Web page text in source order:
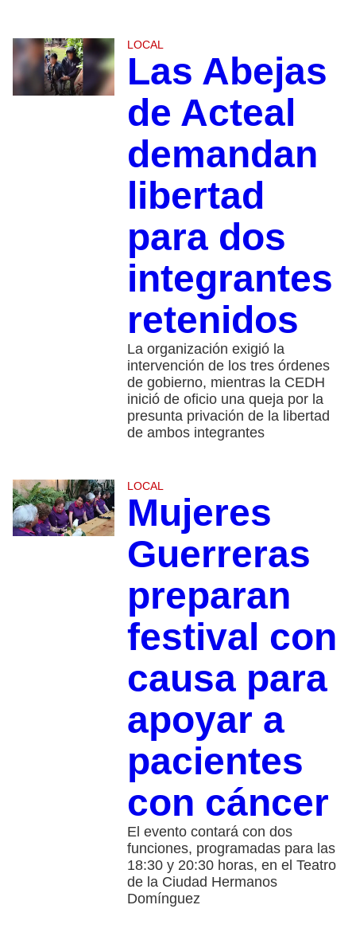
LOCAL
Las Abejas
de Acteal
demandan
libertad
para dos
integrantes
retenidos
La organización exigió la
intervención de los tres órdenes
de gobierno, mientras la CEDH
inició de oficio una queja por la
presunta privación de la libertad
de ambos integrantes
LOCAL
Mujeres
Guerreras
preparan
festival con
causa para
apoyar a
pacientes
con cáncer
El evento contará con dos
funciones, programadas para las
18:30 y 20:30 horas, en el Teatro
de la Ciudad Hermanos
Domínguez